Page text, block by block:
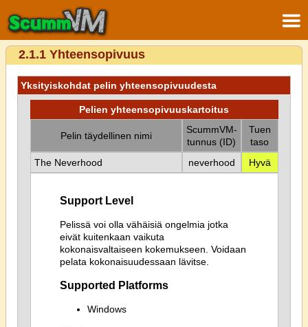
2.1.1 Yhteensopivuus
Yksityiskohdat pelin yhteensopivuudesta
Pelien yhteensopivuuskartoitus
Pelin täydellinen nimi
ScummVM-
tunnus (ID)
Tuen
taso
The Neverhood
neverhood Hyvä
Support Level
Pelissä voi olla vähäisiä ongelmia jotka
eivät kuitenkaan vaikuta
kokonaisvaltaiseen kokemukseen. Voidaan
pelata kokonaisuudessaan lävitse.
Supported Platforms
Windows